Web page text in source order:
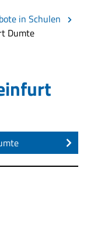
in Schulen
Dumte